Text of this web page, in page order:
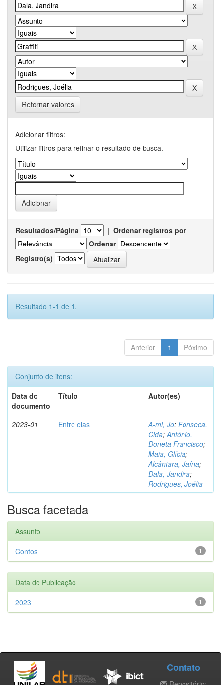
Retornar valores
Adicionar filtros:
Utilizar filtros para refinar o resultado de busca.
Resultados/Página | Ordenar registros por
Ordenar
Registro(s)
Resultado 1-1 de 1.
Anterior 1 Póximo
Conjunto de itens:
Data do
documento
Título Autor(es)
2023-01 Entre elas A-mi, Jo; Fonseca,
Cida;António,
Doneta Francisco;
Maia, Glícia;
Alcântara, Jaína;
Dala, Jandira;
Rodrigues, Joélia
Busca facetada
Assunto
1
Contos
Data de Publicação
1
2023
Contato